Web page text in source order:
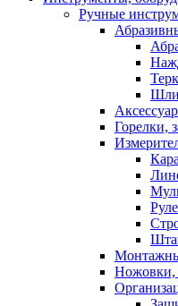
Ручные
Горелки,
Ножовки,